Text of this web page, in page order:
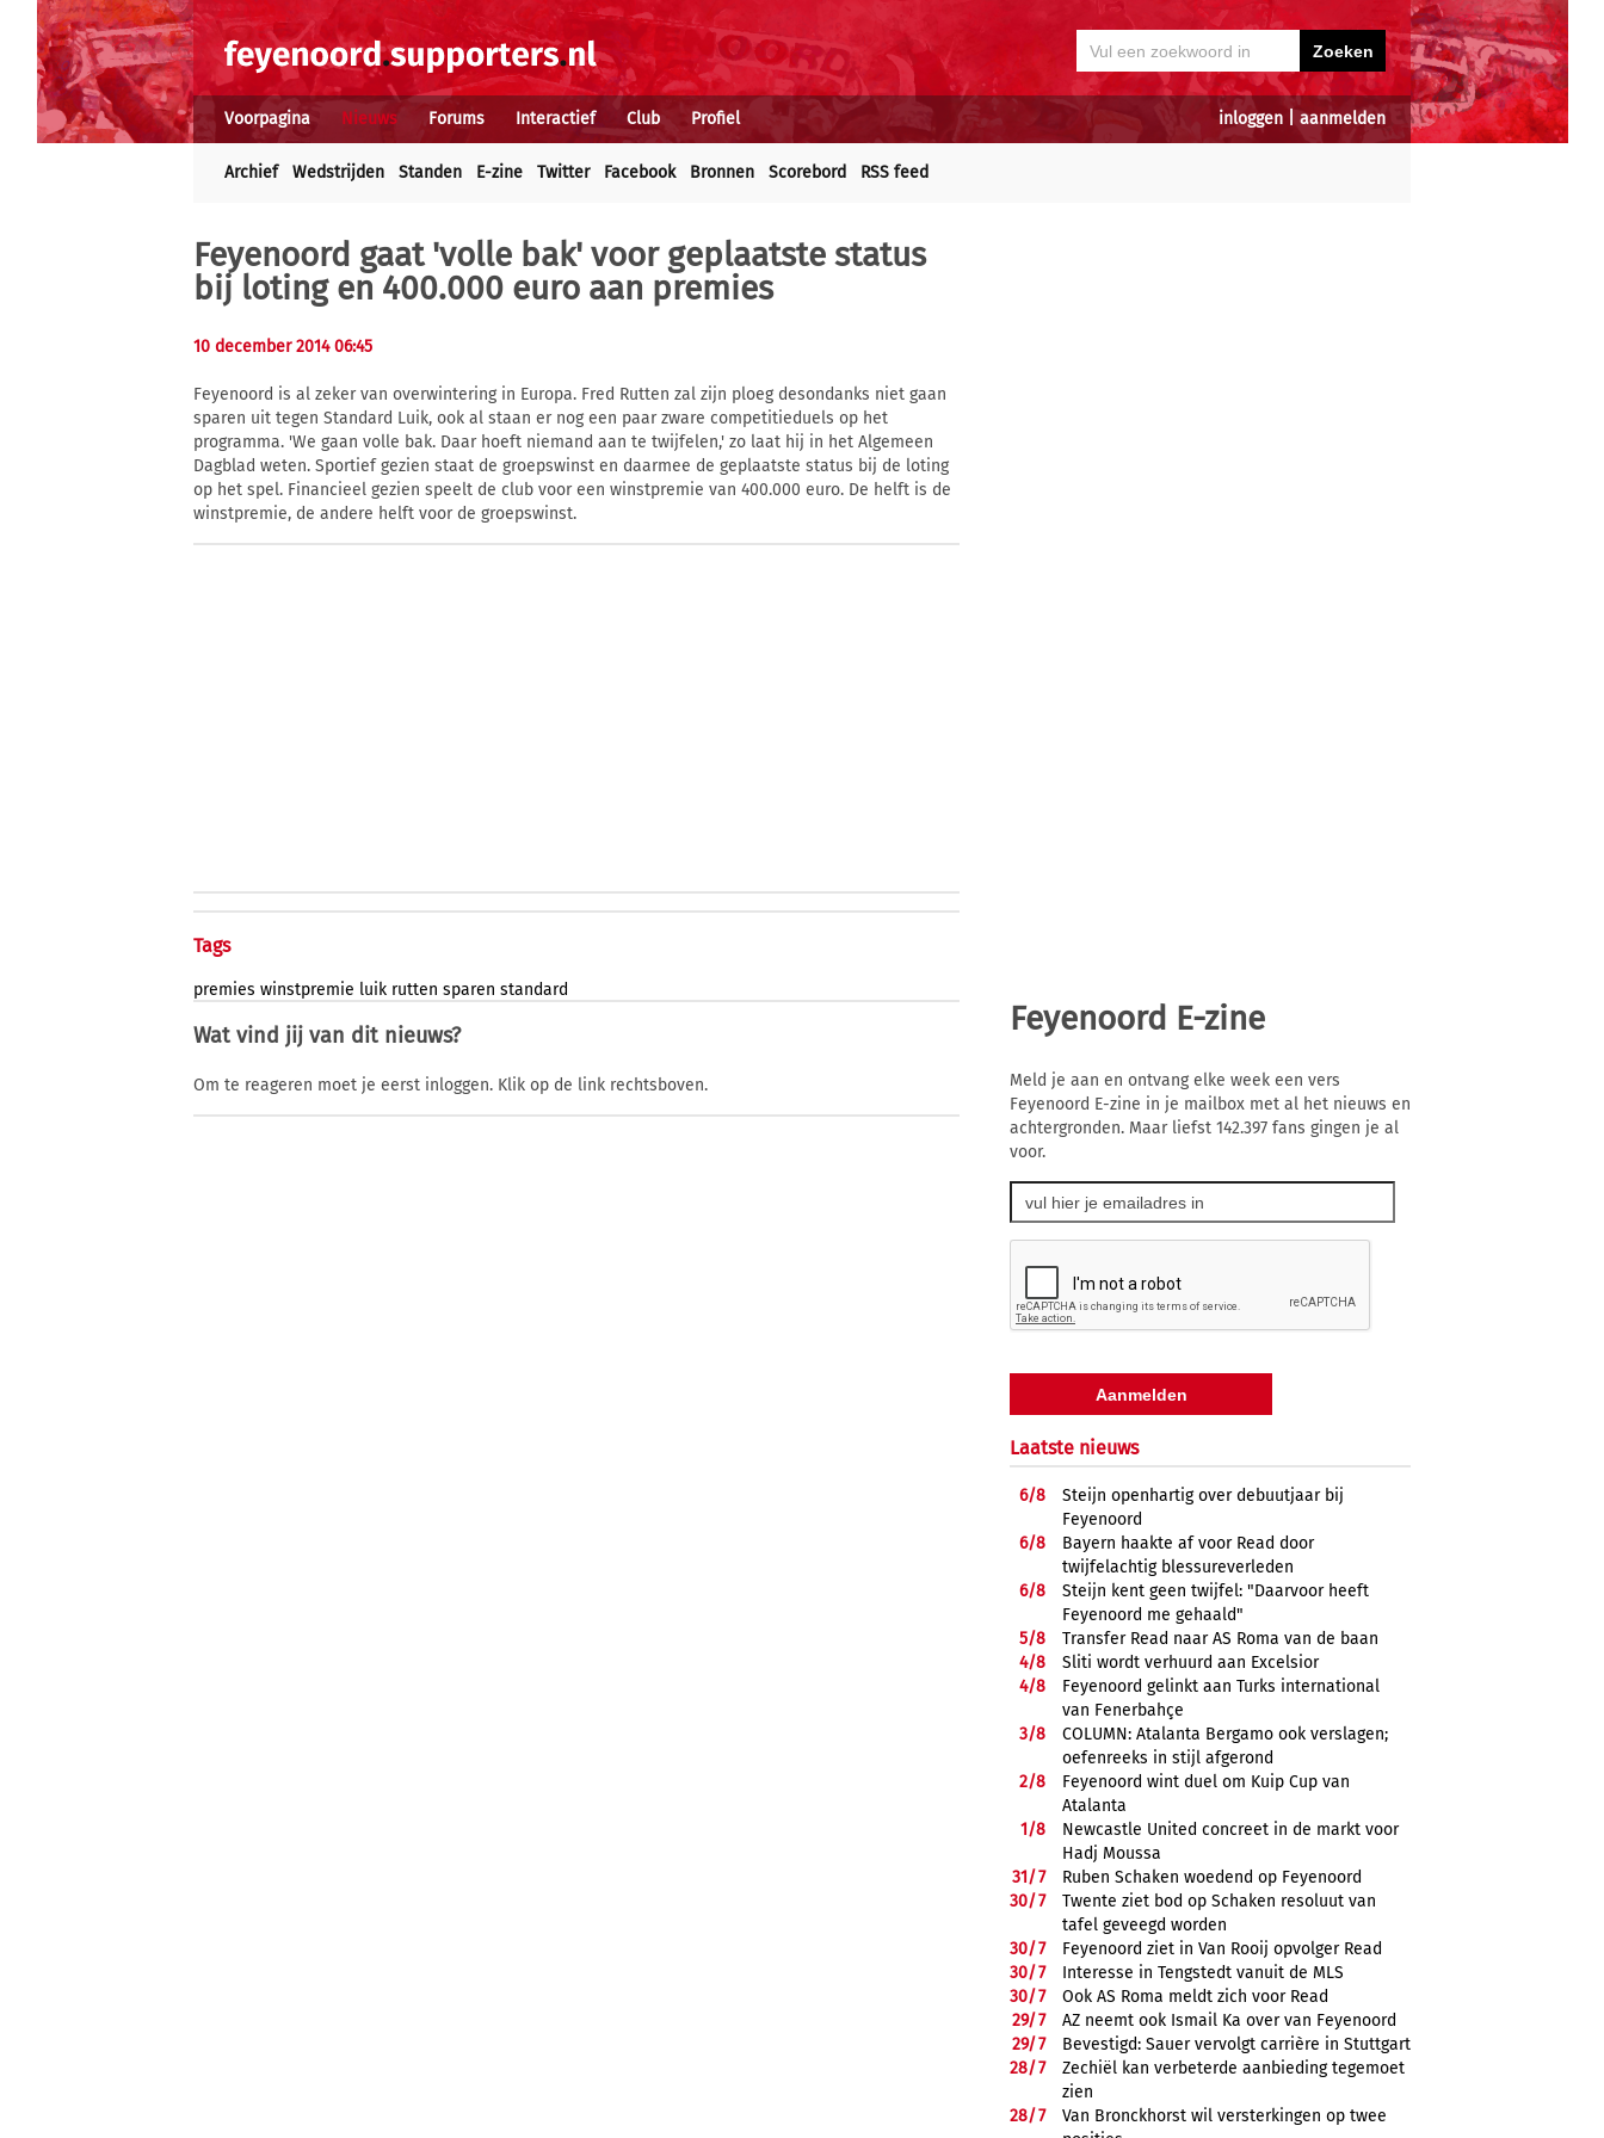
inloggen aanmelden
Voorpagina Nieuws Forums Interactief Club Profiel
Archief Wedstrijden Standen E-zine Twitter Facebook Bronnen Scorebord RSS feed
Feyenoord gaat 'volle bak' voor geplaatste status
bij loting en 400.000 euro aan premies
10 december 2014 06:45
Feyenoord is al zeker van overwintering in Europa. Fred Rutten zal zijn ploeg desondanks niet gaan
sparen uit tegen Standard Luik, ook al staan er nog een paar zware competitieduels op het
programma. 'We gaan volle bak. Daar hoeft niemand aan te twijfelen,' zo laat hij in het Algemeen
Dagblad weten. Sportief gezien staat de groepswinst en daarmee de geplaatste status bij de loting
op het spel. Financieel gezien speelt de club voor een winstpremie van 400.000 euro. De helft is de
winstpremie, de andere helft voor de groepswinst.
Tags
premies winstpremie luik rutten sparen standard
Wat vind jij van dit nieuws?
Om te reageren moet je eerst inloggen. Klik op de link rechtsboven.
Feyenoord E-zine
Meld je aan en ontvang elke week een vers
Feyenoord E-zine in je mailbox met al het nieuws en
achtergronden. Maar liefst 142.397 fans gingen je al
voor.
Laatste nieuws
6/8
Steijn openhartig over debuutjaar bij
Feyenoord
6/8
Bayern haakte af voor Read door
twijfelachtig blessureverleden
6/8
Steijn kent geen twijfel: "Daarvoor heeft
Feyenoord me gehaald"
5/8
Transfer Read naar AS Roma van de baan
4/8
Sliti wordt verhuurd aan Excelsior
4/8
Feyenoord gelinkt aan Turks international
van Fenerbahçe
3/8
COLUMN: Atalanta Bergamo ook verslagen;
oefenreeks in stijl afgerond
2/8
Feyenoord wint duel om Kuip Cup van
Atalanta
1/8
Newcastle United concreet in de markt voor
Hadj Moussa
31/7
Ruben Schaken woedend op Feyenoord
30/7
Twente ziet bod op Schaken resoluut van
tafel geveegd worden
30/7
Feyenoord ziet in Van Rooij opvolger Read
30/7
Interesse in Tengstedt vanuit de MLS
30/7
Ook AS Roma meldt zich voor Read
29/7
AZ neemt ook Ismail Ka over van Feyenoord
29/7
Bevestigd: Sauer vervolgt carrière in Stuttgart
28/7
Zechiël kan verbeterde aanbieding tegemoet
zien
28/7
Van Bronckhorst wil versterkingen op twee